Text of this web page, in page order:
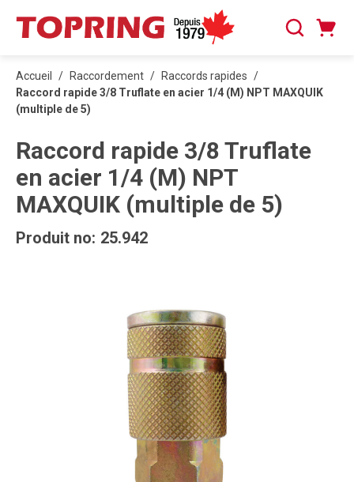
PASSER AU CONTENU PRINCIPAL
Recherche
Accueil / Raccordement / Raccords rapides /
Raccord rapide 3/8 Truflate en acier 1/4 (M) NPT MAXQUIK
(multiple de 5)
Raccord rapide 3/8 Truflate
en acier 1/4 (M) NPT
MAXQUIK (multiple de 5)
Produit no: 25.942